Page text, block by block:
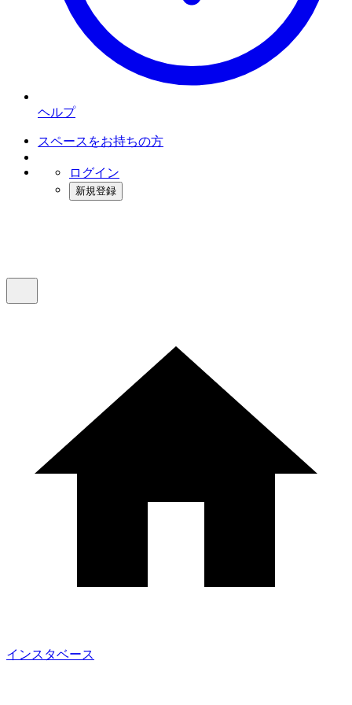
ヘルプ
スペースをお持ちの方
ログイン
新規登録
インスタベース